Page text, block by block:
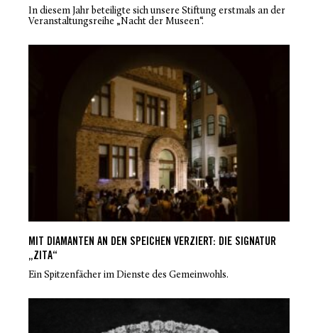
In diesem Jahr beteiligte sich unsere Stiftung erstmals an der
Veranstaltungsreihe „Nacht der Museen“.
MIT DIAMANTEN AN DEN SPEICHEN VERZIERT: DIE SIGNATUR
„ZITA“
Ein Spitzenfächer im Dienste des Gemeinwohls.